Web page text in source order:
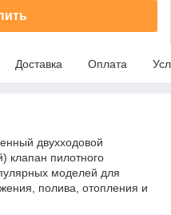
Доставка Оплата
двухходовой
клапан пилотного
моделей для
полива, отопления и